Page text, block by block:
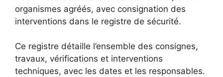
organismes agréés, avec consignation des
interventions dans le registre de sécurité.
Ce registre détaille l’ensemble des consignes,
travaux, vérifications et interventions
techniques, avec les dates et les responsables.